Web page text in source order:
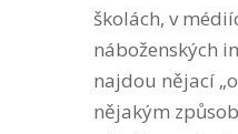
školách, v
náboženských
najdou nějací
nějakým